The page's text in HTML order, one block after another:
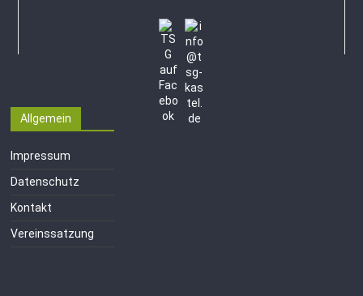
Allgemein
Impressum
Datenschutz
Kontakt
Vereinssatzung